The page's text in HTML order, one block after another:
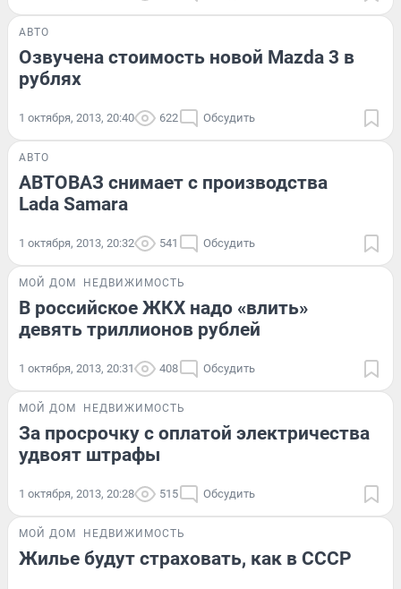
АВТО
Озвучена стоимость новой Mazda 3 в
рублях
1 октября, 2013, 20:40 622 Обсудить
АВТО
АВТОВАЗ снимает с производства
Lada Samara
1 октября, 2013, 20:32 541 Обсудить
МОЙ ДОМ НЕДВИЖИМОСТЬ
В российское ЖКХ надо «влить»
девять триллионов рублей
1 октября, 2013, 20:31 408 Обсудить
МОЙ ДОМ НЕДВИЖИМОСТЬ
За просрочку с оплатой электричества
удвоят штрафы
1 октября, 2013, 20:28 515 Обсудить
МОЙ ДОМ НЕДВИЖИМОСТЬ
Жилье будут страховать, как в СССР